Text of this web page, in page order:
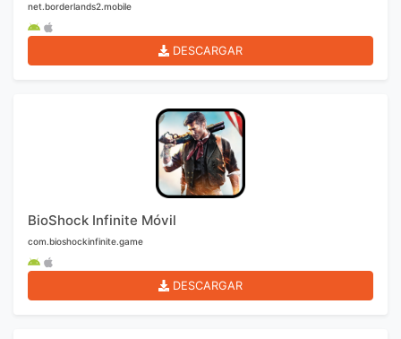
net.borderlands2.mobile
DESCARGAR
BioShock Infinite Móvil
com.bioshockinfinite.game
DESCARGAR